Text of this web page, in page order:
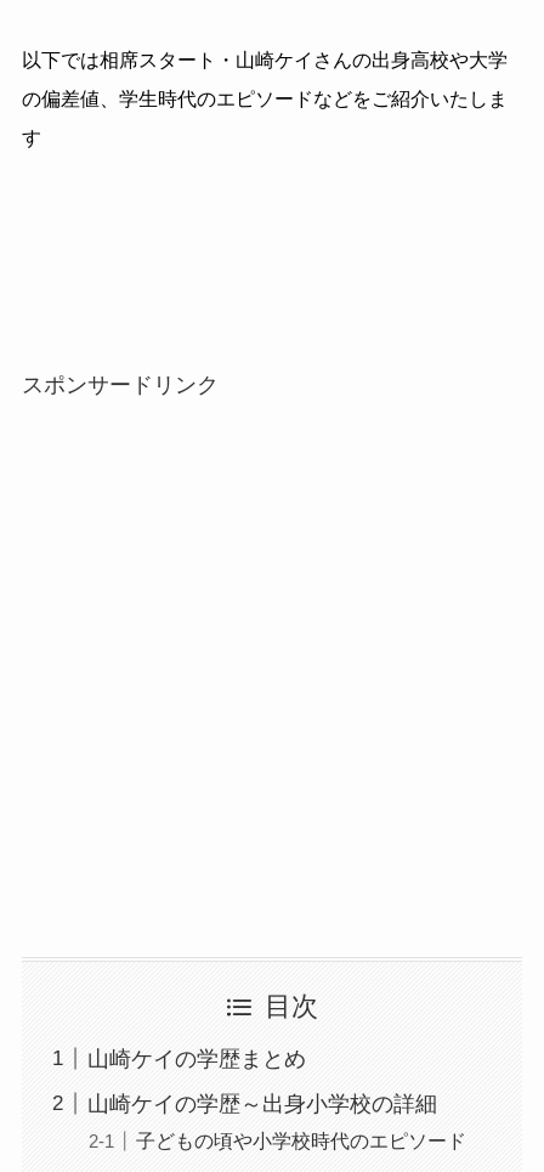
以下では相席スタート・山崎ケイさんの出身高校や大学
の偏差値、学生時代のエピソードなどをご紹介いたしま
す
スポンサードリンク
目次
山崎ケイの学歴まとめ
山崎ケイの学歴～出身小学校の詳細
子どもの頃や小学校時代のエピソード